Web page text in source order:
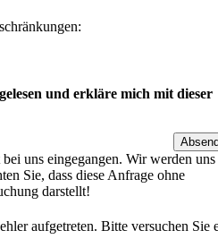
gelesen und erkläre mich mit dieser
uns eingegangen. Wir werden
Sie, dass diese Anfrage ohne
darstellt!
aufgetreten. Bitte versuchen Sie